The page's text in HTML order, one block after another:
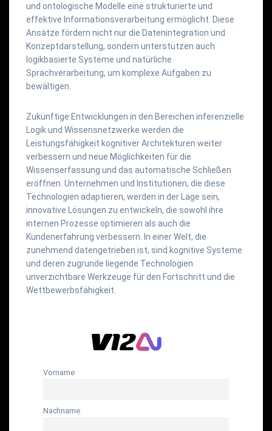
und ontologische Modelle eine strukturierte und
effektive Informationsverarbeitung ermöglicht. Diese
Ansätze fördern nicht nur die Datenintegration und
Konzeptdarstellung, sondern unterstützen auch
logikbasierte Systeme und natürliche
Sprachverarbeitung, um komplexe Aufgaben zu
bewältigen.
Zukünftige Entwicklungen in den Bereichen inferenzielle
Logik und Wissensnetzwerke werden die
Leistungsfähigkeit kognitiver Architekturen weiter
verbessern und neue Möglichkeiten für die
Wissenserfassung und das automatische Schließen
eröffnen. Unternehmen und Institutionen, die diese
Technologien adaptieren, werden in der Lage sein,
innovative Lösungen zu entwickeln, die sowohl ihre
internen Prozesse optimieren als auch die
Kundenerfahrung verbessern. In einer Welt, die
zunehmend datengetrieben ist, sind kognitive Systeme
und deren zugrunde liegende Technologien
unverzichtbare Werkzeuge für den Fortschritt und die
Wettbewerbsfähigkeit.
Vorname
Nachname